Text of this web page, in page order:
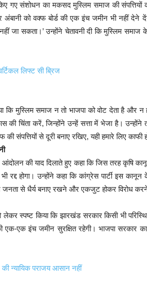
गए संशोधन का मकसद मुस्लिम समाज की संपत्तियों
अंबानी को वक्फ बोर्ड की एक इंच जमीन भी नहीं देने
जा सकता।’ उन्होंने चेतावनी दी कि मुस्लिम समाज
लिफ्ट सी ब्रिज
कि मुस्लिम समाज न तो भाजपा को वोट देता है और
की चिंता करें, जिन्होंने उन्हें सत्ता में भेजा है।
संपत्तियों से दूरी बनाए रखिए, यही हमारे लिए काफी
की याद दिलाते हुए कहा कि जिस तरह कृषि
रद्द होगा। उन्होंने कहा कि कांग्रेस पार्टी इस
जनता से धैर्य बनाए रखने और एकजुट होकर विरोध
लेकर स्पष्ट किया कि झारखंड सरकार किसी भी
एक-एक इंच जमीन सुरक्षित रहेगी। भाजपा सरकार
न्यायिक पराजय आसान नहीं